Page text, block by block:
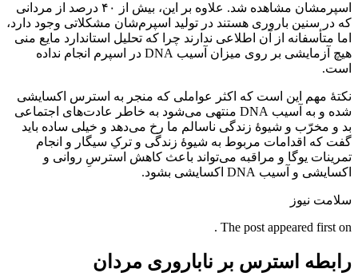
اسپرمشان مشاهده شد. علاوه بر این، بیش از ۴۰ درصد از مردانی
که در سنین باروری هستند در تولید اسپرم‌شان مشکلاتی وجود دارد،
اما متأسفانه از آن اطلاعی ندارند چرا که تحلیل استاندارد مایع منی
هیچ آزمایشی بر روی میزان آسیب DNA در اسپرم انجام نداده
است.
نکتهٔ مهم این است که اکثر عواملی که منجر به استرس اکسایشی
شده و به آسیب DNA منتهی می‌شود به خاطر عادت‌های اجتماعی
بد و مخرّب و شیوهٔ زندگی ناسالم ما رخ می‌دهد و خیلی ساده باید
گفت که اقدامات مربوط به شیوهٔ زندگی و ترکِ سیگار و انجام
تمرینات یوگا و مراقبه می‌تواند باعث کاهش استرسِ روانی و
اکسایشی و آسیب DNA اکسایشی بشود.
سلامت نیوز
The post appeared first on .
رابطه استرس بر ناباروری مردان